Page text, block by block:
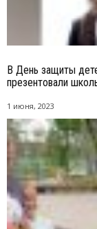
В День защиты
презентовали
1 июня, 2023